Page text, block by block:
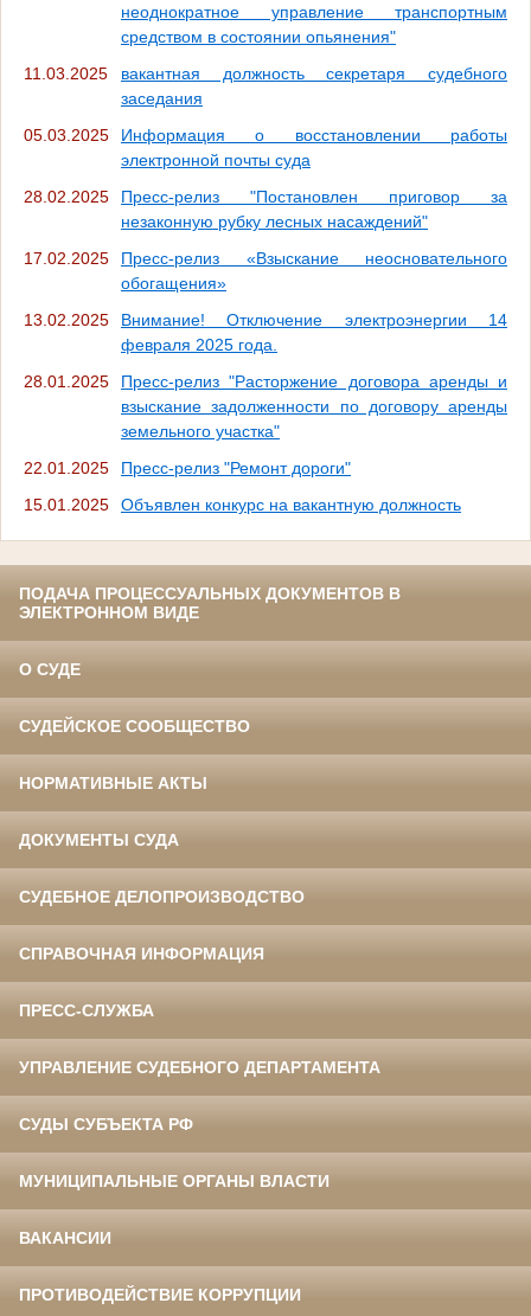
неоднократное управление транспортным
средством в состоянии опьянения"
11.03.2025
вакантная должность секретаря судебного
заседания
05.03.2025
Информация о восстановлении работы
электронной почты суда
28.02.2025
Пресс-релиз "Постановлен приговор за
незаконную рубку лесных насаждений"
17.02.2025
Пресс-релиз «Взыскание неосновательного
обогащения»
13.02.2025
Внимание! Отключение электроэнергии 14
февраля 2025 года.
28.01.2025
Пресс-релиз "Расторжение договора аренды и
взыскание задолженности по договору аренды
земельного участка"
22.01.2025
Пресс-релиз "Ремонт дороги"
15.01.2025
Объявлен конкурс на вакантную должность
ПОДАЧА ПРОЦЕССУАЛЬНЫХ ДОКУМЕНТОВ В
ЭЛЕКТРОННОМ ВИДЕ
О СУДЕ
СУДЕЙСКОЕ СООБЩЕСТВО
НОРМАТИВНЫЕ АКТЫ
ДОКУМЕНТЫ СУДА
СУДЕБНОЕ ДЕЛОПРОИЗВОДСТВО
СПРАВОЧНАЯ ИНФОРМАЦИЯ
ПРЕСС-СЛУЖБА
УПРАВЛЕНИЕ СУДЕБНОГО ДЕПАРТАМЕНТА
СУДЫ СУБЪЕКТА РФ
МУНИЦИПАЛЬНЫЕ ОРГАНЫ ВЛАСТИ
ВАКАНСИИ
ПРОТИВОДЕЙСТВИЕ КОРРУПЦИИ